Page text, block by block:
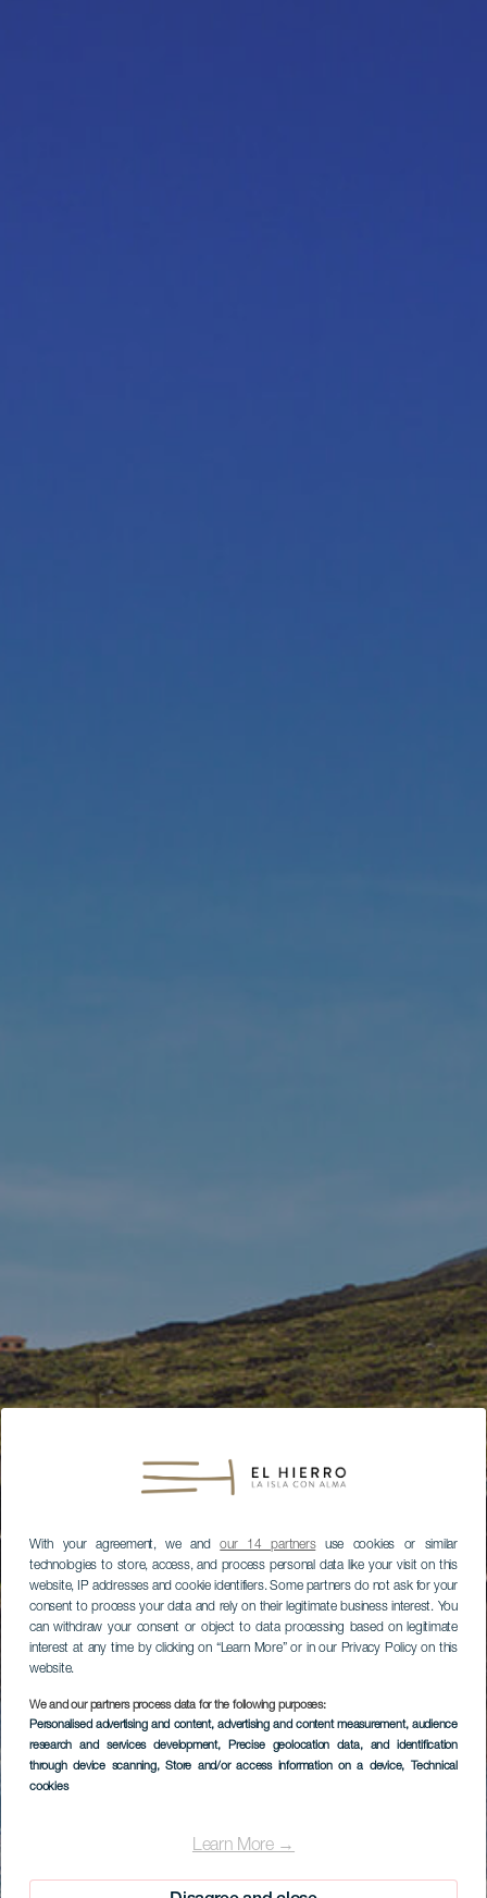
With your agreement, we andour 14 partnersuse cookies or similar
technologies to store, access, and process personal data like your visit on this
website, IP addresses and cookie identifiers. Some partners do not ask for your
consent to process your data and rely on their legitimate business interest. You
can withdraw your consent or object to data processing based on legitimate
interest at any time by clicking on “Learn More” or in our Privacy Policy on this
website.
We and our partners process data for the following purposes:
Personalised advertising and content, advertising and content measurement, audience
research and services development, Precise geolocation data, and identification
through device scanning, Store and/or access information on a device, Technical
cookies
Learn More →